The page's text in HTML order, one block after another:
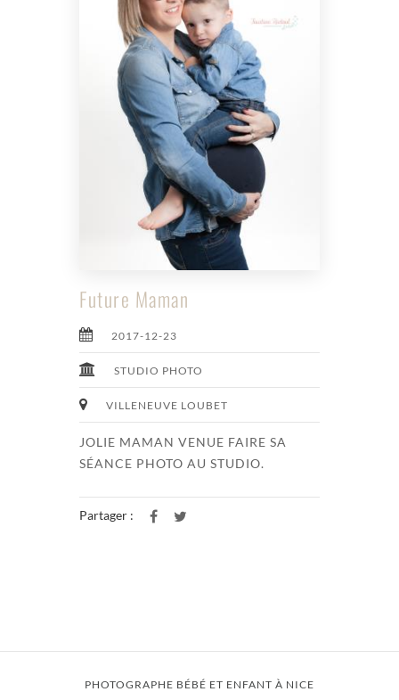
Future Maman
2017-12-23
STUDIO PHOTO
VILLENEUVE LOUBET
JOLIE MAMAN VENUE FAIRE SA
SÉANCE PHOTO AU STUDIO.
Partager :
PHOTOGRAPHE BÉBÉ ET ENFANT À NICE